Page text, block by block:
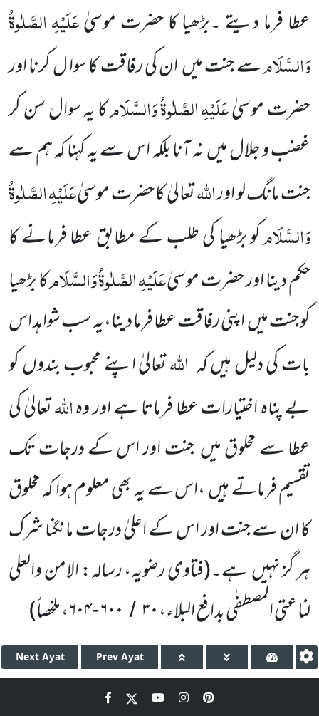
عطا فرما دیتے ۔بڑھیا کا حضرت موسیٰعَلَیْہِالصَّلٰوۃُ
وَالسَّلَامسے جنت میں ان کی رفاقت کا سوا ل کرنا اور
حضرت موسیٰعَلَیْہِالصَّلٰوۃُوَالسَّلَامکا یہ سوال سن کر
غضب و جلال میں نہ آنا بلکہ اس سے یہ کہنا کہ ہم سے
جنت مانگ لو اوراللہتعالیٰ کا حضرت موسیٰعَلَیْہِالصَّلٰوۃُ
وَالسَّلَامکو بڑھیا کی طلب کے مطابق عطا فرمانے کا
حکم دینا اور حضرت موسیٰعَلَیْہِالصَّلٰوۃُوَالسَّلَامکا بڑھیا
کو جنت میں اپنی رفاقت عطا فرما دینا،یہ سب شواہد اس
بات کی دلیل ہیں کہ اللہتعالیٰ اپنے محبوب بندوں کو
بے پناہ اختیارات عطا فرماتا ہے اور وہاللہتعالیٰ کی
عطا سے مخلوق میں جنت اور اس کے درجات تک
تقسیم فرماتے ہیں ،اس سے یہ بھی معلوم ہوا کہ مخلوق
کا ان سے جنت اور اس کے اعلیٰ درجات مانگنا شرک
ہر گز نہیں ہے۔(فتاوی رضویہ، رسالہ: الامن والعلی
لناعتی المصطفٰی بدافع البلاء،۳۰ / ۶۰۰-۶۰۴، ملخصاً )
Next Ayat Prev Ayat